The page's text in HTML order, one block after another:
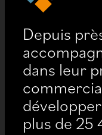
Depuis
dans leur
plus de 25